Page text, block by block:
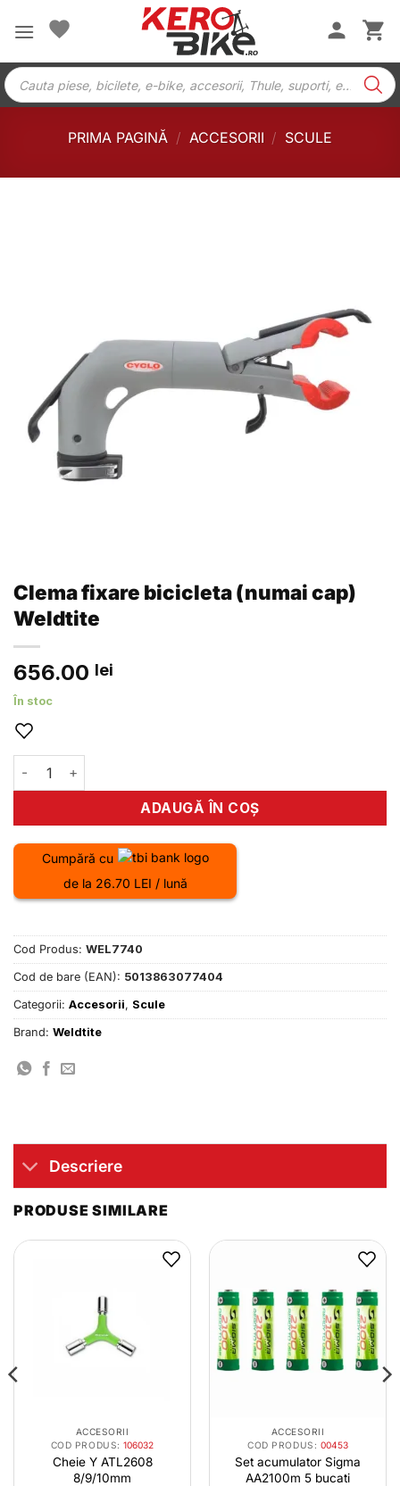
Products
search
PRIMA PAGINĂ / ACCESORII / SCULE
Clema fixare bicicleta (numai cap)
Weldtite
656.00 lei
În stoc
Cantitate Clema fixare bicicleta (numai cap) Weldtite
ADAUGĂ ÎN COȘ
Cumpără cu
de la 26.70 LEI / lună
Cod Produs: WEL7740
Cod de bare (EAN): 5013863077404
Categorii: Accesorii, Scule
Brand: Weldtite
Descriere
PRODUSE SIMILARE
ACCESORII
COD PRODUS:106032
Cheie Y ATL2608
8/9/10mm
ACCESORII
COD PRODUS: 00453
Set acumulator Sigma
AA2100m 5 bucati